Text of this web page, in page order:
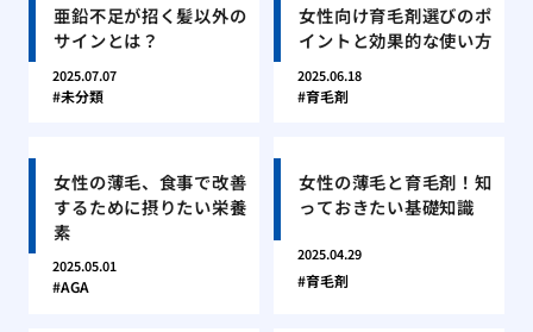
亜鉛不足が招く髪以外の
サインとは？
2025.07.07
未分類
女性向け育毛剤選びのポ
イントと効果的な使い方
2025.06.18
育毛剤
女性の薄毛、食事で改善
するために摂りたい栄養
素
2025.05.01
AGA
女性の薄毛と育毛剤！知
っておきたい基礎知識
2025.04.29
育毛剤